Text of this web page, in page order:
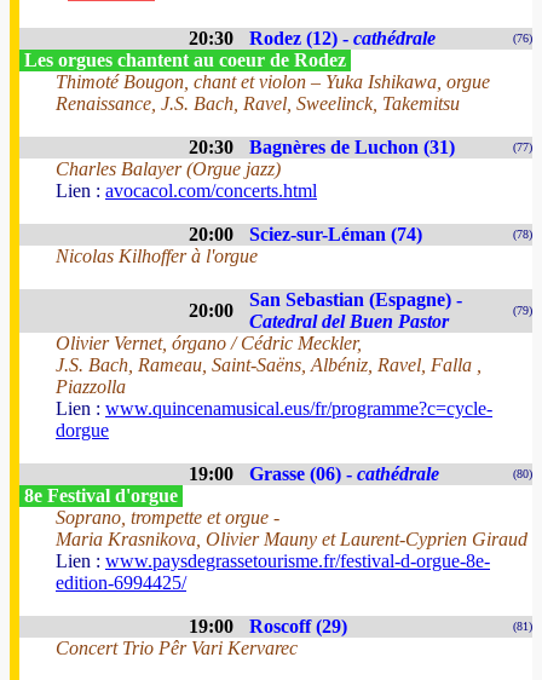
20:30 Rodez (12) - cathédrale (76)
Les orgues chantent au coeur de Rodez
Thimoté Bougon, chant et violon – Yuka Ishikawa, orgue
Renaissance, J.S. Bach, Ravel, Sweelinck, Takemitsu
20:30 Bagnères de Luchon (31) (77)
Charles Balayer (Orgue jazz)
Lien : avocacol.com/concerts.html
20:00 Sciez-sur-Léman (74) (78)
Nicolas Kilhoffer à l'orgue
20:00
San Sebastian (Espagne) -
Catedral del Buen Pastor
(79)
Olivier Vernet, órgano / Cédric Meckler,
J.S. Bach, Rameau, Saint-Saëns, Albéniz, Ravel, Falla ,
Piazzolla
Lien : www.quincenamusical.eus/fr/programme?c=cycle-
dorgue
19:00 Grasse (06) - cathédrale (80)
8e Festival d'orgue
Soprano, trompette et orgue -
Maria Krasnikova, Olivier Mauny et Laurent-Cyprien Giraud
Lien : www.paysdegrassetourisme.fr/festival-d-orgue-8e-
edition-6994425/
19:00 Roscoff (29) (81)
Concert Trio Pêr Vari Kervarec